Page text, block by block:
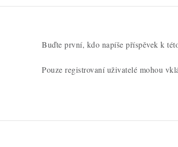
c
n
Buďte první, kdo napíše příspěvek k
Pouze registrovaní uživatelé mohou